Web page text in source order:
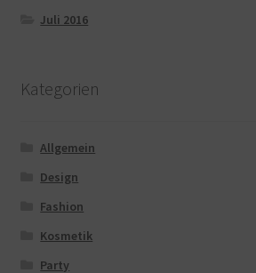
Juli 2016
Kategorien
Allgemein
Design
Fashion
Kosmetik
Party